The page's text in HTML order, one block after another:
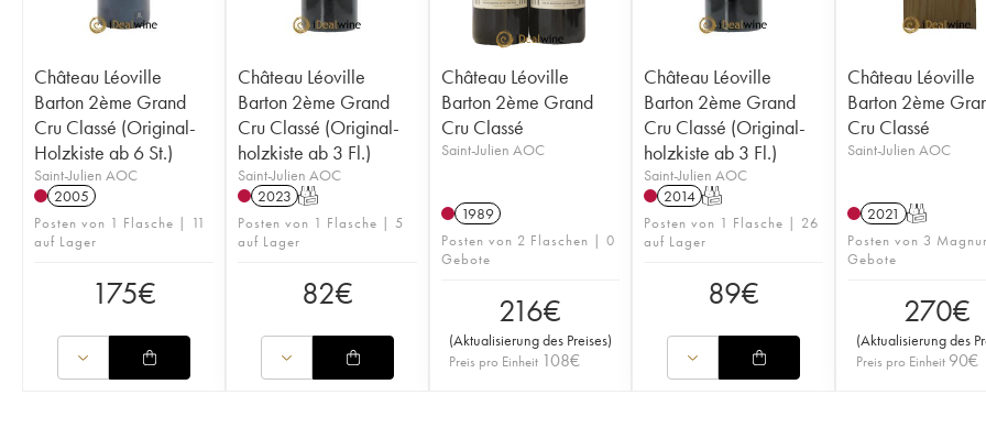
Château Léoville
Barton 2ème Grand
Cru Classé (Original-
Holzkiste ab 6 St.)
Saint-Julien AOC
2005
Posten von 1 Flasche | 11
auf Lager
175€
Château Léoville
Barton 2ème Grand
Cru Classé (Original-
holzkiste ab 3 Fl.)
Saint-Julien AOC
2023 T
Posten von 1 Flasche | 5
auf Lager
82€
Château Léoville
Barton 2ème Grand
Cru Classé
Saint-Julien AOC
1989
Posten von 2 Flaschen | 0
Gebote
216€
(Aktualisierung des Preises)
Preis pro Einheit 108€
Château Léoville
Barton 2ème Grand
Cru Classé (Original-
holzkiste ab 3 Fl.)
Saint-Julien AOC
2014 T
Posten von 1 Flasche | 26
auf Lager
89€
Château Léoville
Barton 2ème
Cru Classé
Saint-Julien AOC
2021 T
Posten von 3
Gebote
270€
(Aktualisierung des
Preis pro Einheit 90€